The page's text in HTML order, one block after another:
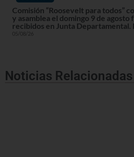
Comisión “Roosevelt para todos”
y asamblea el domingo 9 de
recibidos en Junta Departamental.
05/08/26
Noticias Relacionadas